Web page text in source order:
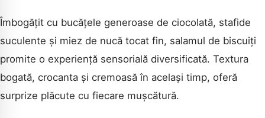
Îmbogățit cu bucățele generoase de ciocolată, stafide
suculente și miez de nucă tocat fin, salamul de biscuiți
promite o experiență sensorială diversificată. Textura
bogată, crocanta și cremoasă în același timp, oferă
surprize plăcute cu fiecare mușcătură.